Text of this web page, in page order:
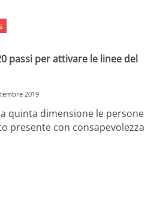
passi per attivare le linee del
2019
quinta dimensione le persone
presente con consapevolezza